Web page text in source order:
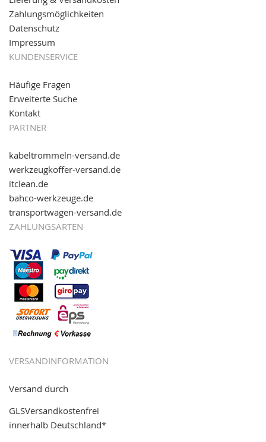
reinschauen...
Zahlungsmöglichkeiten
Datenschutz
Impressum
KUNDENSERVICE
Häufige Fragen
Erweiterte Suche
Kontakt
PARTNER
kabeltrommeln-versand.de
werkzeugkoffer-versand.de
itclean.de
bahco-werkzeuge.de
transportwagen-versand.de
ZAHLUNGSARTEN
VERSANDINFORMATION
Versand durch
GLSVersandkostenfrei
innerhalb Deutschland*